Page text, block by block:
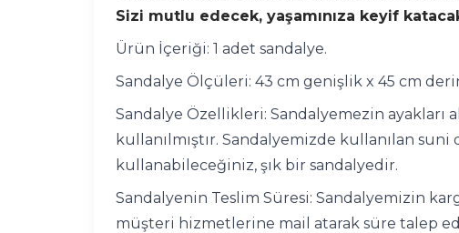
Sizi mutlu edecek, yaşamınıza keyif
Ürün İçeriği: 1 adet sandalye.
Sandalye Ölçüleri: 43 cm genişlik x 45 cm
Sandalye Özellikleri: Sandalyemezin ayakları
kullanılmıştır. Sandalyemizde kullanılan suni
kullanabileceğiniz, şık bir sandalyedir.
Sandalyenin Teslim Süresi: Sandalyemizin
müşteri hizmetlerine mail atarak süre talep